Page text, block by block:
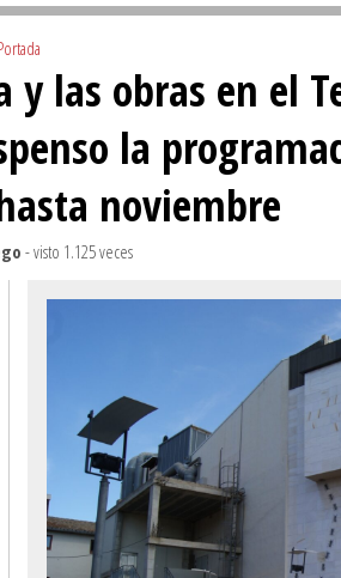
y las obras en el
la
noviembre
- visto 1.125 veces